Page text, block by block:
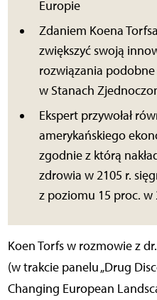
Europie
Zdaniem Koena
zwiększyć swoją
rozwiązania
w Stanach
Ekspert przywołał
amerykańskiego
zgodnie z którą
zdrowia w 2105 r.
z poziomu 15 proc. w
Koen Torfs w rozmowie z
(w trakcie panelu „Drug
Changing European